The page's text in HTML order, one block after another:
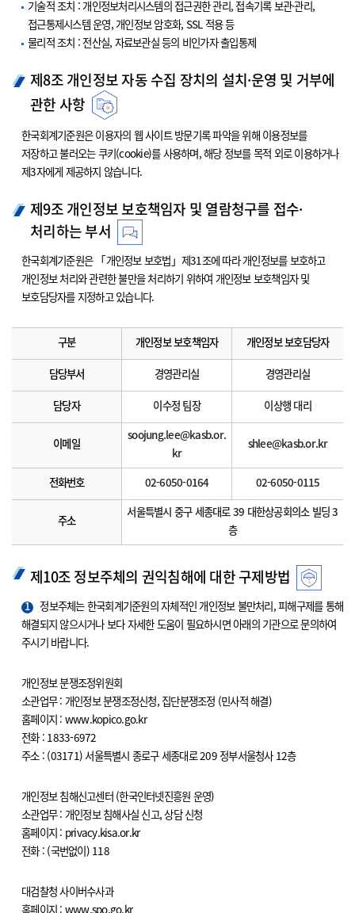
기술적 조치 : 개인정보처리시스템의 접근권한 관리, 접속기록 보관·관리,
접근통제시스템 운영, 개인정보 암호화, SSL 적용 등
물리적 조치 : 전산실, 자료보관실 등의 비인가자 출입통제
제8조 개인정보 자동 수집 장치의 설치·운영 및 거부에
관한 사항
한국회계기준원은 이용자의 웹 사이트 방문기록 파악을 위해 이용정보를
저장하고 불러오는 쿠키(cookie)를 사용하며, 해당 정보를 목적 외로 이용하거나
제3자에게 제공하지 않습니다.
제9조 개인정보 보호책임자 및 열람청구를 접수·
처리하는 부서
한국회계기준원은 「개인정보 보호법」제31조에 따라 개인정보를 보호하고
개인정보 처리와 관련한 불만을 처리하기 위하여 개인정보 보호책임자 및
보호담당자를 지정하고 있습니다.
구분 개인정보 보호책임자 개인정보 보호담당자
담당부서 경영관리실 경영관리실
담당자 이수정 팀장 이상행 대리
이메일
soojung.lee@kasb.or.
kr
shlee@kasb.or.kr
전화번호 02-6050-0164 02-6050-0115
주소
서울특별시 중구 세종대로 39 대한상공회의소 빌딩 3
층
제10조 정보주체의 권익침해에 대한 구제방법
1
정보주체는 한국회계기준원의 자체적인 개인정보 불만처리, 피해구제를 통해
해결되지 않으시거나 보다 자세한 도움이 필요하시면 아래의 기관으로 문의하여
주시기 바랍니다.
개인정보 분쟁조정위원회
소관업무 : 개인정보 분쟁조정신청, 집단분쟁조정 (민사적 해결)
홈페이지 : www.kopico.go.kr
전화 : 1833-6972
주소 : (03171) 서울특별시 종로구 세종대로 209 정부서울청사 12층
개인정보 침해신고센터 (한국인터넷진흥원 운영)
소관업무 : 개인정보 침해사실 신고, 상담 신청
홈페이지 : privacy.kisa.or.kr
전화 : (국번없이) 118
대검찰청 사이버수사과
홈페이지 : www.spo.go.kr